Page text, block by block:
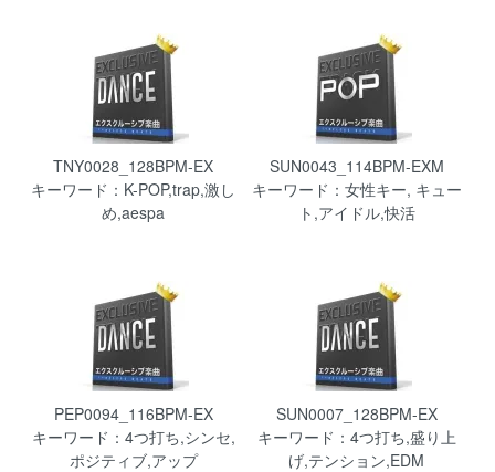
TNY0028_128BPM-EX
キーワード：K-POP,trap,激し
め,aespa
SUN0043_114BPM-EXM
キーワード：女性キー, キュー
ト,アイドル,快活
PEP0094_116BPM-EX
キーワード：4つ打ち,シンセ,
ポジティブ,アップ
SUN0007_128BPM-EX
キーワード：4つ打ち,盛り上
げ,テンション,EDM